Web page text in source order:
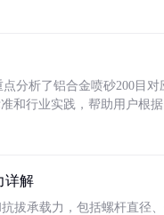
分析了铝合金喷砂200目
和行业实践，帮助用户根
详解
拔承载力，包括螺杆直径